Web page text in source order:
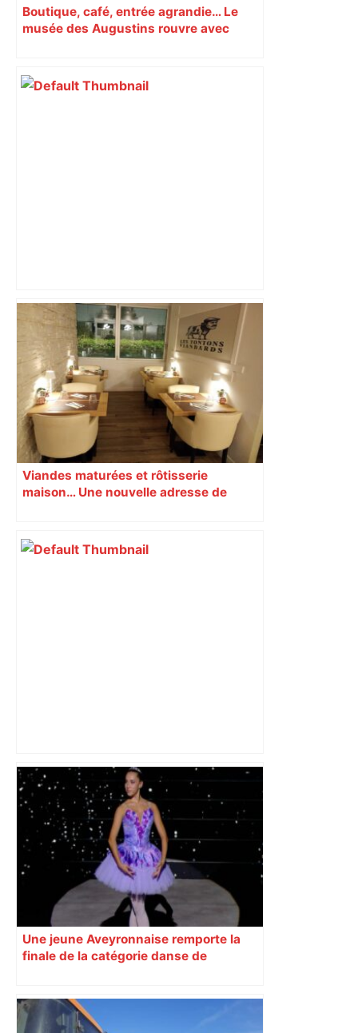
Boutique, café, entrée agrandie… Le
musée des Augustins rouvre avec
les agriculteurs manifestent malgré les
interdictions
Viandes maturées et rôtisserie
maison… Une nouvelle adresse de
Direct. Top 14 – Perpignan – Toulouse :
l’Usap peut-elle faire chuter le
champion toulousain ? – Rugbyrama
Une jeune Aveyronnaise remporte la
finale de la catégorie danse de